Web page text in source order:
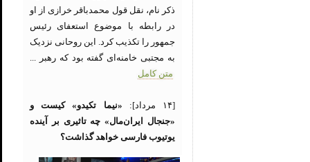
ذکر نام، نقل قول محمدباقر خرازی از او
در رابطه با موضوع استعفای رئیس
جمهور را تکذیب کرد. این روحانی نزدیک
به مجتبی خامنه‌ای گفته بود که رهبر ...
متن کامل
[۱۴ مرداد]:
«نیما تکیدو» کیست و
«جنجال ایران‌مال» چه تاثیری بر آینده
یوتیوب فارسی خواهد گذاشت؟